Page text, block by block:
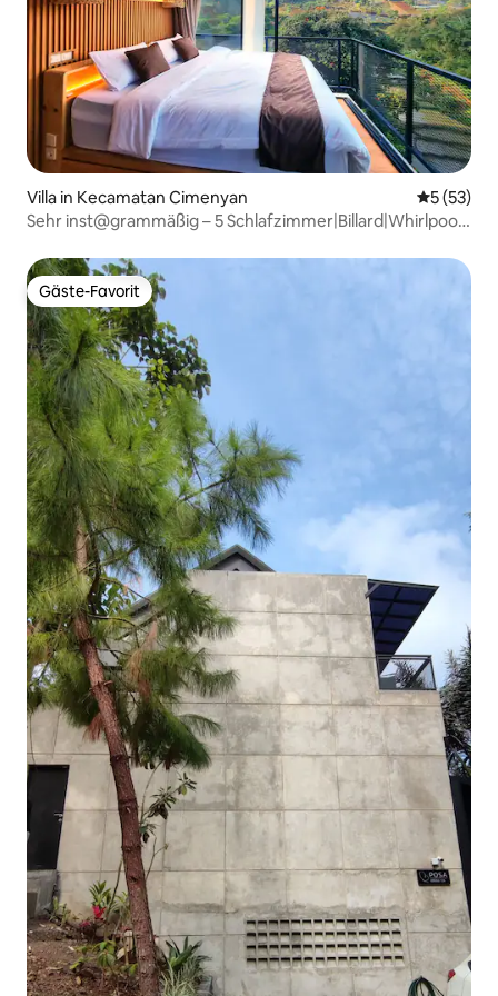
Villa in Kecamatan Cimenyan
5 (53)
Sehr inst@grammäßig – 5 Schlafzimmer|Billard|Whirlpool
Gäste-Favorit
Gäste-Favorit